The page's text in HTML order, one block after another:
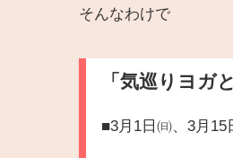
そんなわけで
「気巡りヨガ
■3月1日㈰、3月15